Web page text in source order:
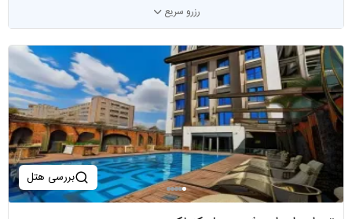
رزرو سریع
بررسی هتل